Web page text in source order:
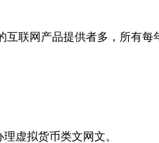
联网产品提供者多，所有
虚拟货币类文网文。